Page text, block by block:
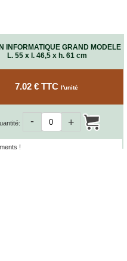
INFORMATIQUE GRAND MODELE
L. 55 x l. 46,5 x h. 61 cm
!
7.02 € TTC l'unité
+
-